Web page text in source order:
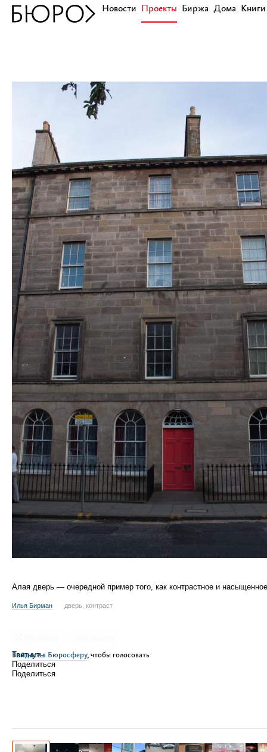
Новости Проекты Биржа Дома Книги
Алая дверь — очередной пример того, как контрастное и
Илья Бирман дверь, контраст
Войдите в Бюросферу, чтобы голосовать
Твитнуть
Поделиться
Поделиться